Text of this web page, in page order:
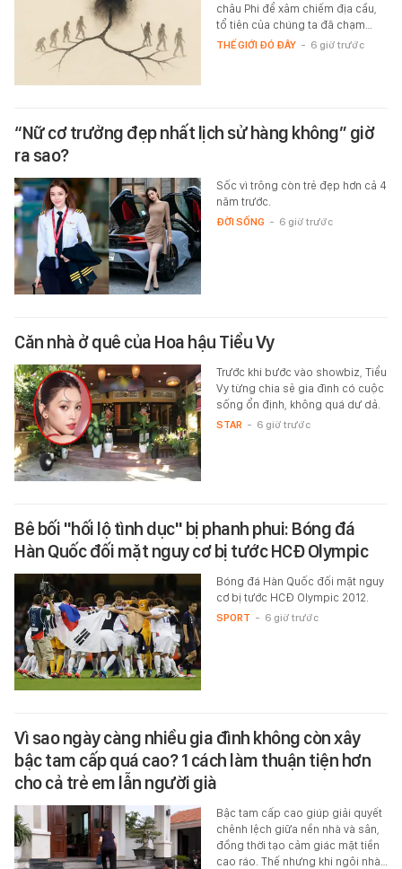
châu Phi để xâm chiếm địa cầu,
tổ tiên của chúng ta đã chạm…
THẾ GIỚI ĐÓ ĐÂY - 6 giờ trước
“Nữ cơ trưởng đẹp nhất lịch sử hàng không” giờ
ra sao?
Sốc vì trông còn trẻ đẹp hơn cả 4
năm trước.
ĐỜI SỐNG - 6 giờ trước
Căn nhà ở quê của Hoa hậu Tiểu Vy
Trước khi bước vào showbiz, Tiểu
Vy từng chia sẻ gia đình có cuộc
sống ổn định, không quá dư dả.
STAR - 6 giờ trước
Bê bối "hối lộ tình dục" bị phanh phui: Bóng đá
Hàn Quốc đối mặt nguy cơ bị tước HCĐ Olympic
Bóng đá Hàn Quốc đối mặt nguy
cơ bị tước HCĐ Olympic 2012.
SPORT - 6 giờ trước
Vì sao ngày càng nhiều gia đình không còn xây
bậc tam cấp quá cao? 1 cách làm thuận tiện hơn
cho cả trẻ em lẫn người già
Bậc tam cấp cao giúp giải quyết
chênh lệch giữa nền nhà và sân,
đồng thời tạo cảm giác mặt tiền
cao ráo. Thế nhưng khi ngôi nhà…